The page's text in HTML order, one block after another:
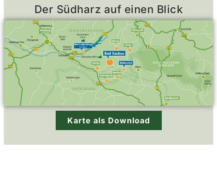
Der Südharz auf einen Blick
Karte als Download